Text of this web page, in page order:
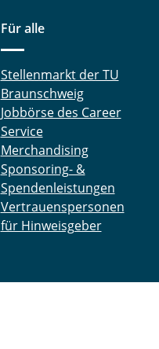
Für alle
Stellenmarkt der TU
Braunschweig
Jobbörse des Career
Service
Merchandising
Sponsoring- &
Spendenleistungen
Vertrauenspersonen
für Hinweisgeber